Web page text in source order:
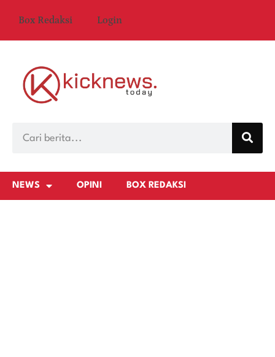
Box Redaksi Login
NEWS OPINI BOX REDAKSI